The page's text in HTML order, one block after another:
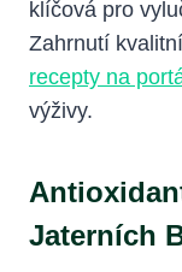
klíčová pro
Zahrnutí
recepty na
výživy.
Jaterních